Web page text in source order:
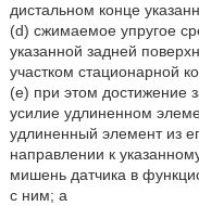
дистальном конце
(d) сжимаемое упругое
указанной задней
участком стационарной
(e) при этом достижение
усилие удлиненном
удлиненный элемент из
направлении к
мишень датчика в
с ним; а